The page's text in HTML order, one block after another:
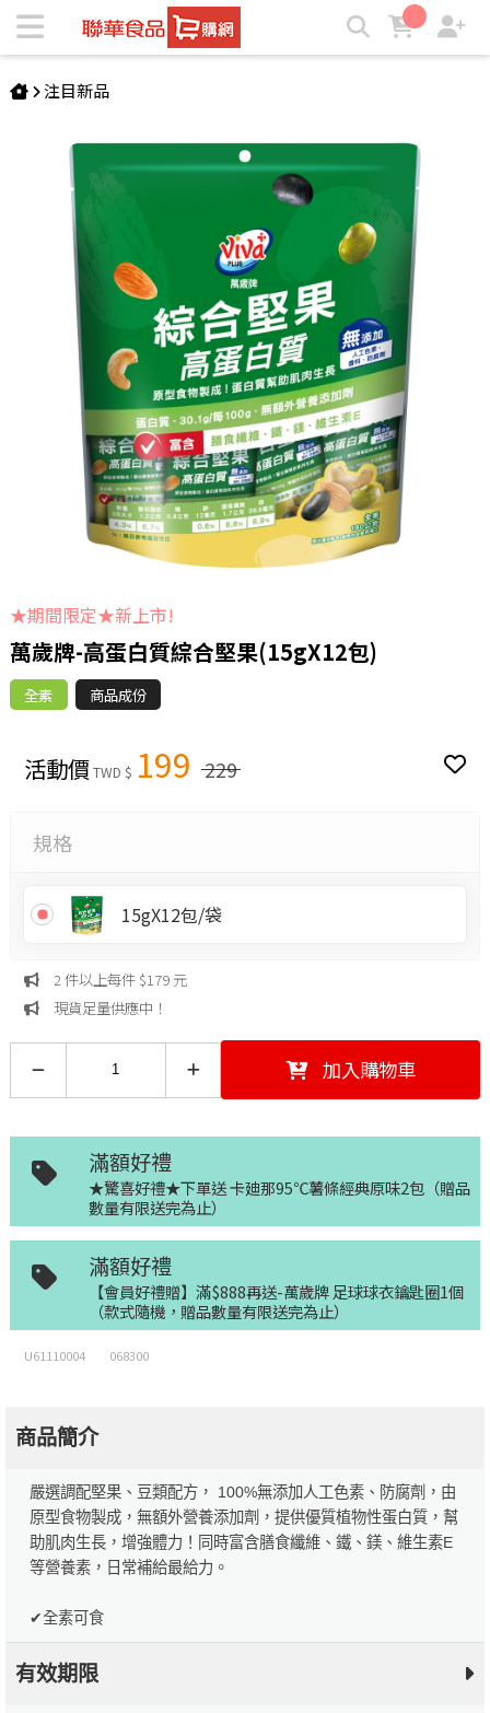
萬歲牌-高蛋白質綜合堅果(15gX12包) | ★聯華食品e購網★
注目新品
★期間限定★新上市!
萬歲牌-高蛋白質綜合堅果(15gX12包)
全素 商品成份
活動價TWD $ 199 229
規格
15gX12包/袋
2 件以上每件 $179 元
現貨足量供應中！
加入購物車
滿額好禮
★驚喜好禮★下單送 卡廸那95℃薯條經典原味2包（贈品
數量有限送完為止）
滿額好禮
【會員好禮贈】滿$888再送-萬歲牌 足球球衣鑰匙圈1個
（款式隨機，贈品數量有限送完為止）
U61110004 068300
商品簡介
嚴選調配堅果、豆類配方， 100%無添加人工色素、防腐劑，由
原型食物製成，無額外營養添加劑，提供優質植物性蛋白質，幫
助肌肉生長，增強體力！同時富含膳食纖維、鐵、鎂、維生素E
等營養素，日常補給最給力。
✔全素可食
有效期限